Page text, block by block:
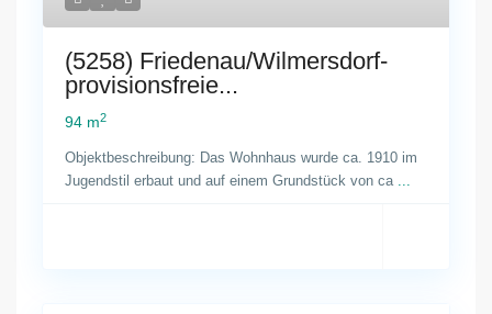
(5258) Friedenau/Wilmersdorf-
provisionsfreie...
94 m2
Objektbeschreibung: Das Wohnhaus wurde ca. 1910 im
Jugendstil erbaut und auf einem Grundstück von ca ...